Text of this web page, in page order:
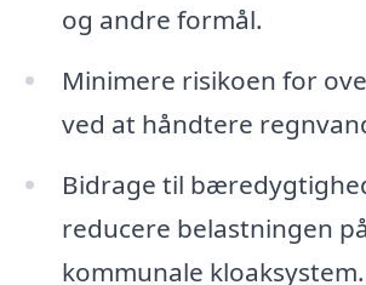
og andre formål.
Minimere risikoen for
ved at håndtere
Bidrage til
reducere belastningen
kommunale kloaksystem.